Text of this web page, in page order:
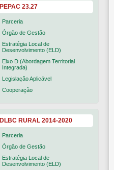
PEPAC 23.27
Parceria
Órgão de Gestão
Estratégia Local de
Desenvolvimento (ELD)
Eixo D (Abordagem Territorial
Integrada)
Legislação Aplicável
Cooperação
DLBC RURAL 2014-2020
Parceria
Órgão de Gestão
Estratégia Local de
Desenvolvimento (ELD)